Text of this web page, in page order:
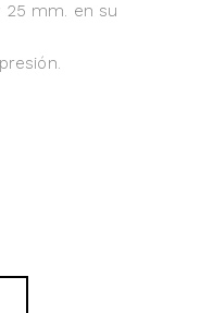
25 mm. en su